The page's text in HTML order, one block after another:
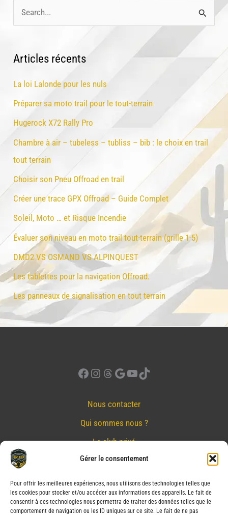
Gérer le consentement
Pour offrir les meilleures expériences, nous utilisons des technologies telles que
les cookies pour stocker et/ou accéder aux informations des appareils. Le fait de
consentir à ces technologies nous permettra de traiter des données telles que le
comportement de navigation ou les ID uniques sur ce site. Le fait de ne pas
e
h
h
e
r
:
Articles récents
La loi Lalonde pour les nuls
Préparer sa moto trail pour le tout-terrain
Hugerock X72 Rally Pro
Chambre à air – tubeless – tubliss – bib : le choix en trail
tout terrain
Choisir son Pneu Offroad en trail
Créer une trace GPX Offroad – Guide Complet
Soleil, Moto … et Risque Incendie
Évaluer son niveau en moto trail tout-terrain (grille 1-5)
DMD2 VS OSMAND VS ALPINQUEST
Les tablettes pour la navigation Offroad.
Les panneaux de signalisation en tout terrain
Facebook
Instagram
Threads
Google
YouTube
TikTok
Nous contacter
Qui sommes nous ?
Le club privé
Réserver
Nos partenaires
Mentions Légales